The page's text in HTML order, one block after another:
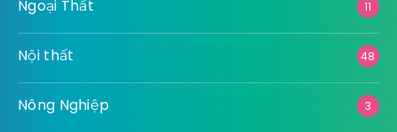
Ngoại Thất 11
Nội thất 48
Nông Nghiệp 3